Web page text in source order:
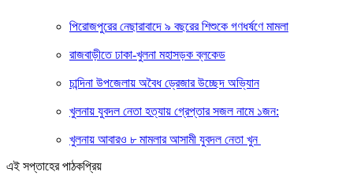
পিরোজপুরের নেছারাবাদে ৯ বছরের শিশুকে গণধর্ষণে মামলা
রাজবাড়ীতে ঢাকা-খুলনা মহাসড়ক ব্লকেড
চান্দিনা উপজেলায় অবৈধ ড্রেজার উচ্ছেদ অভি্যান
খুলনায় যুবদল নেতা হত্যায় গ্রেপ্তার সজল নামে ১জন:
খুলনায় আবারও ৮ মামলার আসামী যুবদল নেতা খুন
এই সপ্তাহের পাঠকপ্রিয়